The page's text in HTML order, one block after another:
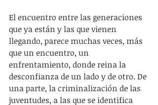
El encuentro entre las generaciones
que ya están y las que vienen
llegando, parece muchas veces, más
que un encuentro, un
enfrentamiento, donde reina la
desconfianza de un lado y de otro. De
una parte, la criminalización de las
juventudes, a las que se identifica